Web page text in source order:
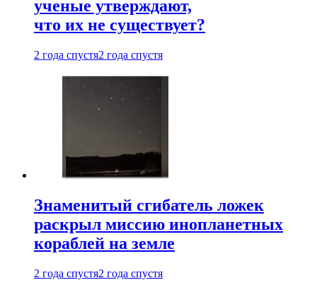
ученые утверждают,
что их не существует?
2 года спустя2 года спустя
Знаменитый сгибатель ложек
раскрыл миссию инопланетных
кораблей на земле
2 года спустя2 года спустя